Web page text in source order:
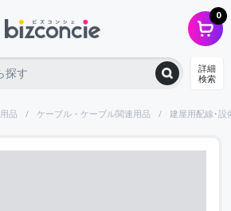
0
詳細
検索
品 ケーブル・ケーブル関連用品 建屋用配線･設